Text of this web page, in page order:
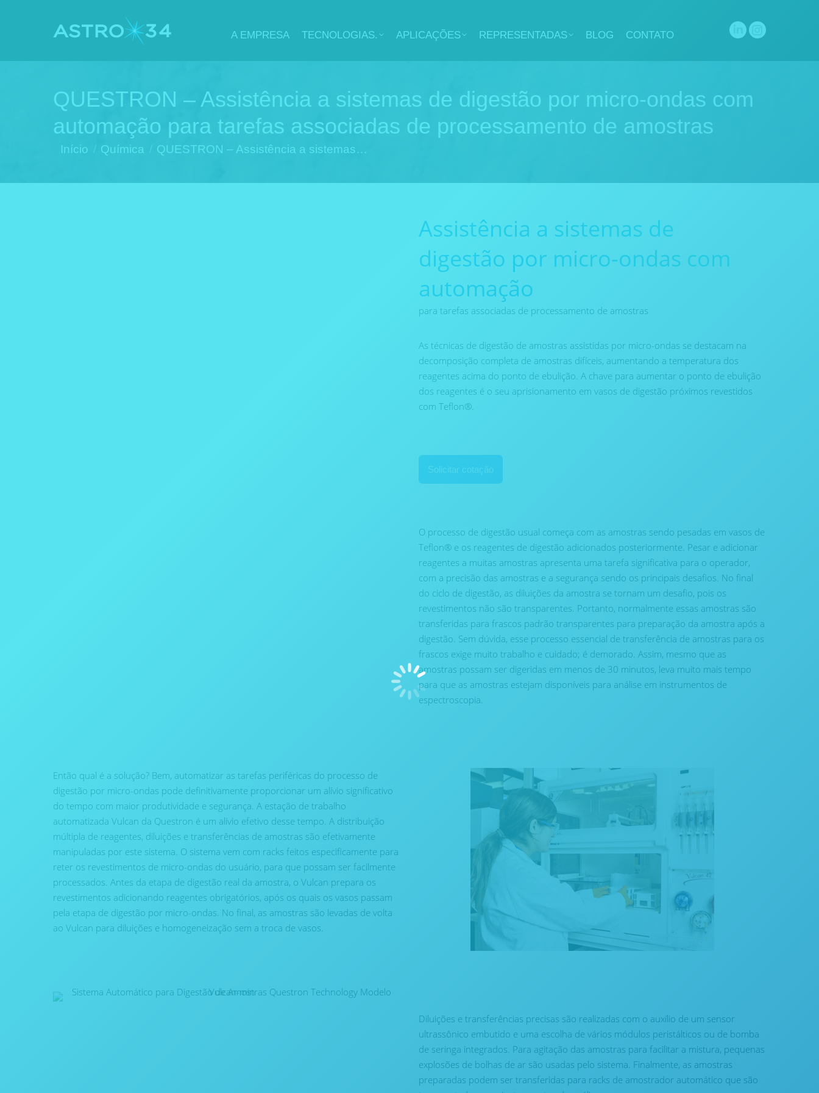
A EMPRESA TECNOLOGIAS. APLICAÇÕES REPRESENTADAS BLOG CONTATO
Linkedin
new
Instagram
QUESTRON – Assistência a sistemas de digestão por micro-ondas com
automação para tarefas associadas de processamento de amostras
Você está aqui:
Início Química QUESTRON – Assistência a sistemas…
Assistência a sistemas de
digestão por micro-ondas com
automação
para tarefas associadas de processamento de amostras
As técnicas de digestão de amostras assistidas por micro-ondas se destacam na
decomposição completa de amostras difíceis, aumentando a temperatura dos
reagentes acima do ponto de ebulição. A chave para aumentar o ponto de ebulição
dos reagentes é o seu aprisionamento em vasos de digestão próximos revestidos
com Teflon®.
Solicitar cotação
O processo de digestão usual começa com as amostras sendo pesadas em vasos de
Teflon® e os reagentes de digestão adicionados posteriormente. Pesar e adicionar
reagentes a muitas amostras apresenta uma tarefa significativa para o operador,
com a precisão das amostras e a segurança sendo os principais desafios. No final
do ciclo de digestão, as diluições da amostra se tornam um desafio, pois os
revestimentos não são transparentes. Portanto, normalmente essas amostras são
transferidas para frascos padrão transparentes para preparação da amostra após a
digestão. Sem dúvida, esse processo essencial de transferência de amostras para os
frascos exige muito trabalho e cuidado; é demorado. Assim, mesmo que as
amostras possam ser digeridas em menos de 30 minutos, leva muito mais tempo
para que as amostras estejam disponíveis para análise em instrumentos de
espectroscopia.
Então qual é a solução? Bem, automatizar as tarefas periféricas do processo de
digestão por micro-ondas pode definitivamente proporcionar um alívio significativo
do tempo com maior produtividade e segurança. A estação de trabalho
automatizada Vulcan da Questron é um alívio efetivo desse tempo. A distribuição
múltipla de reagentes, diluições e transferências de amostras são efetivamente
manipuladas por este sistema. O sistema vem com racks feitos especificamente para
reter os revestimentos de micro-ondas do usuário, para que possam ser facilmente
processados. Antes da etapa de digestão real da amostra, o Vulcan prepara os
revestimentos adicionando reagentes obrigatórios, após os quais os vasos passam
pela etapa de digestão por micro-ondas. No final, as amostras são levadas de volta
ao Vulcan para diluições e homogeneização sem a troca de vasos.
Diluições e transferências precisas são realizadas com o auxílio de um sensor
ultrassônico embutido e uma escolha de vários módulos peristálticos ou de bomba
de seringa integrados. Para agitação das amostras para facilitar a mistura, pequenas
explosões de bolhas de ar são usadas pelo sistema. Finalmente, as amostras
preparadas podem ser transferidas para racks de amostrador automático que são